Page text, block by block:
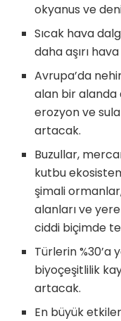
okyanus ve
Sıcak hava
daha aşırı
Avrupa’da
alan bir alanda
erozyon ve
artacak.
Buzullar,
kutbu
şimali
alanları ve
ciddi biçimde
Türlerin %30’a
biyoçeşitlilik
artacak.
En büyük